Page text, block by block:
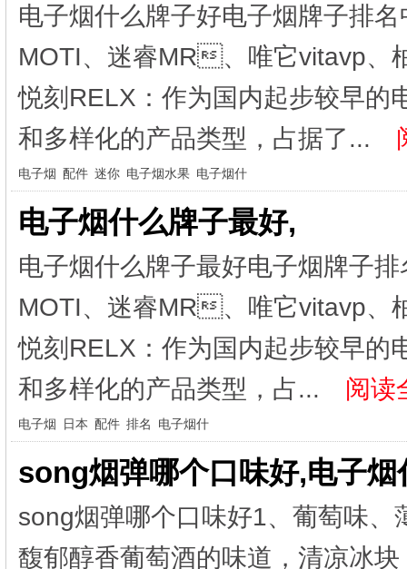
电子烟什么牌子好电子烟牌子排
MOTI、迷睿MR、唯它vitavp、
悦刻RELX：作为国内起步较早的
和多样化的产品类型，占据了...
电子烟 配件 迷你 电子烟水果 电子烟什
电子烟什么牌子最好,
电子烟什么牌子最好电子烟牌子
MOTI、迷睿MR、唯它vitavp、
悦刻RELX：作为国内起步较早的
和多样化的产品类型，占...
阅读
电子烟 日本 配件 排名 电子烟什
song烟弹哪个口味好,电子烟
song烟弹哪个口味好1、葡萄味
馥郁醇香葡萄酒的味道，清凉冰